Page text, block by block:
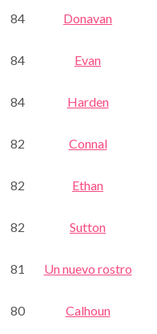
84 Donavan
84 Evan
84 Harden
82 Connal
82 Ethan
82 Sutton
81 Un nuevo rostro
80 Calhoun